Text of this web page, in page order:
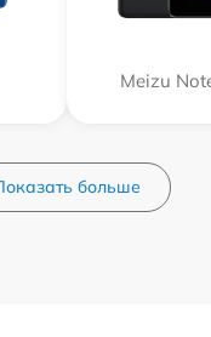
Meizu
больше